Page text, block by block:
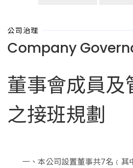
公司治理
Company
董事會成員及
之接班規劃
一、本公司設置董事共7名﹙其